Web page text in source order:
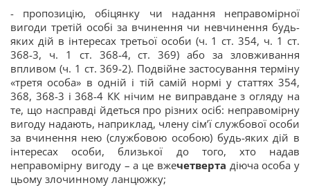
- пропозицію, обіцянку чи надання неправомірної
вигоди третій особі за вчинення чи невчинення будь-
яких дій в інтересах третьої особи (ч. 1 ст. 354, ч. 1 ст.
368-3, ч. 1 ст. 368-4, ст. 369) або за зловживання
впливом (ч. 1 ст. 369-2). Подвійне застосування терміну
«третя особа» в одній і тій самій нормі у статтях 354,
368, 368-3 і 368-4 КК нічим не виправдане з огляду на
те, що насправді йдеться про різних осіб: неправомірну
вигоду надають, наприклад, члену сім’ї службової особи
за вчинення нею (службовою особою) будь-яких дій в
інтересах особи, близької до того, хто надав
неправомірну вигоду – а це вжечетверта діюча особа у
цьому злочинному ланцюжку;